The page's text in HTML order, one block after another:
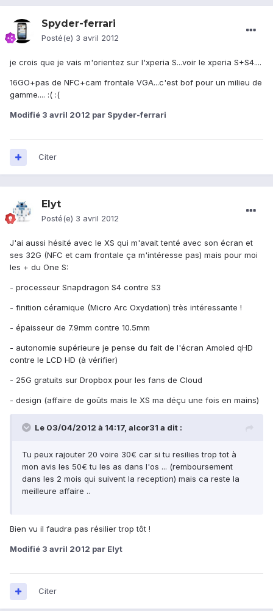
Spyder-ferrari
Posté(e) 3 avril 2012
je crois que je vais m'orientez sur l'xperia S...voir le xperia S+S4....
16GO+pas de NFC+cam frontale VGA...c'est bof pour un milieu de
gamme.... :( :(
Modifié 3 avril 2012 par Spyder-ferrari
Citer
Elyt
Posté(e) 3 avril 2012
J'ai aussi hésité avec le XS qui m'avait tenté avec son écran et
ses 32G (NFC et cam frontale ça m'intéresse pas) mais pour moi
les + du One S:
- processeur Snapdragon S4 contre S3
- finition céramique (Micro Arc Oxydation) très intéressante !
- épaisseur de 7.9mm contre 10.5mm
- autonomie supérieure je pense du fait de l'écran Amoled qHD
contre le LCD HD (à vérifier)
- 25G gratuits sur Dropbox pour les fans de Cloud
- design (affaire de goûts mais le XS ma déçu une fois en mains)
Le 03/04/2012 à 14:17, alcor31 a dit :
Tu peux rajouter 20 voire 30€ car si tu resilies trop tot à
mon avis les 50€ tu les as dans l'os ... (remboursement
dans les 2 mois qui suivent la reception) mais ca reste la
meilleure affaire ..
Bien vu il faudra pas résilier trop tôt !
Modifié 3 avril 2012 par Elyt
Citer